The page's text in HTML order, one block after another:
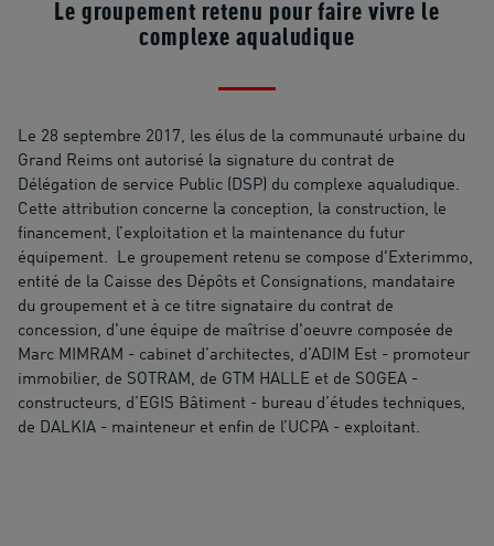
Le groupement retenu pour faire vivre le
complexe aqualudique
Le 28 septembre 2017, les élus de la communauté urbaine du
Grand Reims ont autorisé la signature du contrat de
Délégation de service Public (DSP) du complexe aqualudique.
Cette attribution concerne la conception, la construction, le
financement, l’exploitation et la maintenance du futur
équipement. Le groupement retenu se compose d'Exterimmo,
entité de la Caisse des Dépôts et Consignations, mandataire
du groupement et à ce titre signataire du contrat de
concession, d'une équipe de maîtrise d'oeuvre composée de
Marc MIMRAM - cabinet d’architectes, d’ADIM Est - promoteur
immobilier, de SOTRAM, de GTM HALLE et de SOGEA -
constructeurs, d’EGIS Bâtiment - bureau d’études techniques,
de DALKIA - mainteneur et enfin de l’UCPA - exploitant.